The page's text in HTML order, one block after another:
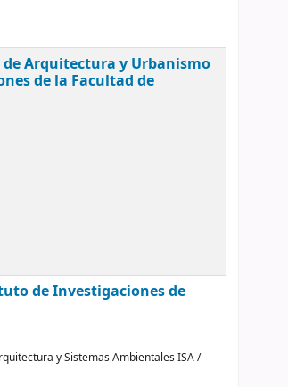
Arquitectura y Urbanismo
de la Facultad de
de Investigaciones de
y Sistemas Ambientales ISA /